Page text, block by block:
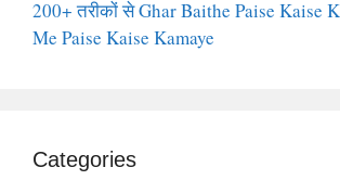
200+ तरीकों से Ghar Baithe Paise Kaise
Me Paise Kaise Kamaye
Categories